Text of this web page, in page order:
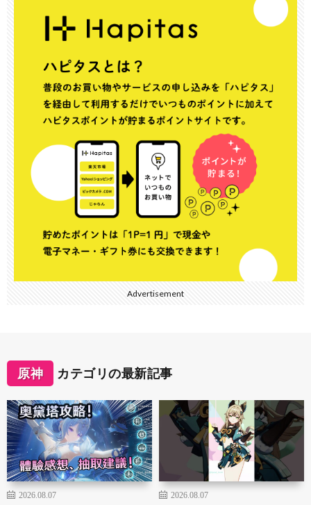
Advertisement
原神 カテゴリの最新記事
2026.08.07 2026.08.07